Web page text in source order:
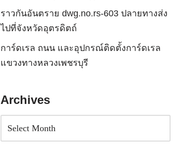
ราวกันอันตราย dwg.no.rs-603 ปลายทางส่ง
ไปที่จังหวัดอุตรดิตถ์
การ์ดเรล ถนน และอุปกรณ์ติดตั้งการ์ดเรล
แขวงทางหลวงเพชรบุรี
Archives